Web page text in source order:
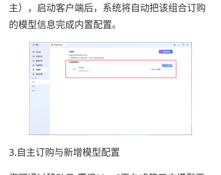
主），启动客户端后，系统将自动把该组合订购
的模型信息完成内置配置。
3.自主订购与新增模型配置